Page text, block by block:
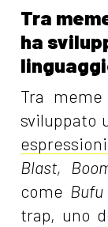
Tra
ha
Tra
sviluppato
Blast,
come Bufu
trap, uno